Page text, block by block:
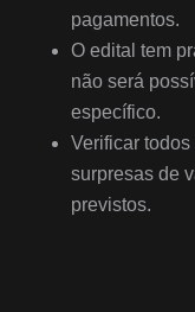
pagamentos.
O edital tem
não será
específico.
Verificar
surpresas de
previstos.